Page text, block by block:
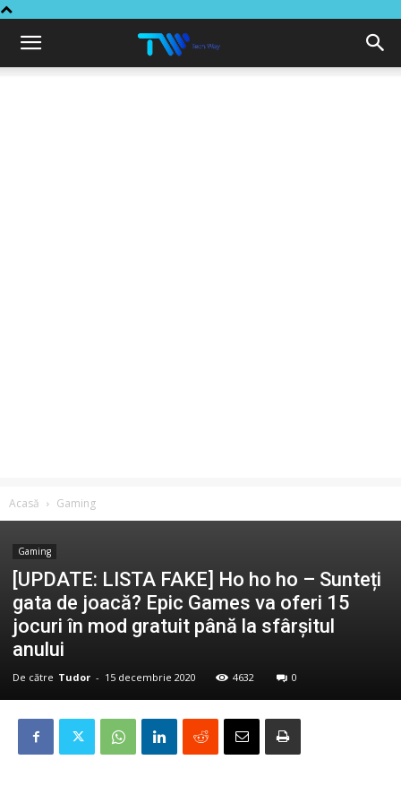
Acasă Gaming
Gaming
[UPDATE: LISTA FAKE] Ho ho ho – Sunteți
gata de joacă? Epic Games va oferi 15
jocuri în mod gratuit până la sfârșitul
anului
De către Tudor - 15 decembrie 2020 4632 0